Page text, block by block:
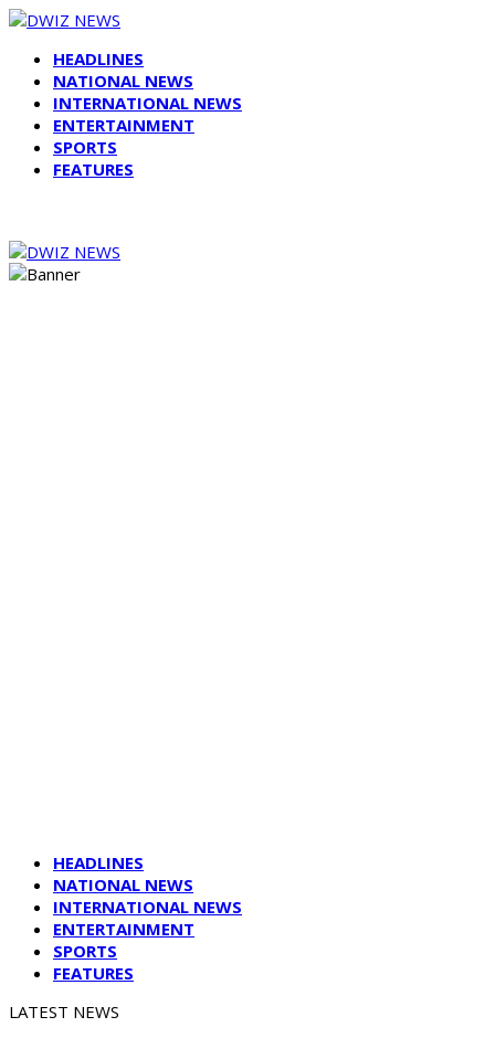
HEADLINES
NATIONAL NEWS
INTERNATIONAL NEWS
ENTERTAINMENT
SPORTS
FEATURES
HEADLINES
NATIONAL NEWS
INTERNATIONAL NEWS
ENTERTAINMENT
SPORTS
FEATURES
LATEST NEWS